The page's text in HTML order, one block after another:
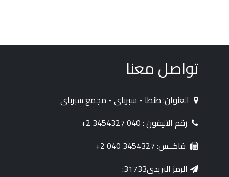
تواصل معنا
العنوان: طنطا - سبرباى - مجمع سبرباى
رقم التليفون : 040 3454327 2+
فاكــس: 3454327 040 2+
الرمز البريدي31733: